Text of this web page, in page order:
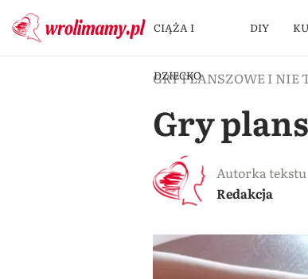
CIĄŻA I
DZIECKO
DIY
GRY PLANSZOWE I NIE
Gry
Autorka tekstu
Redakcja